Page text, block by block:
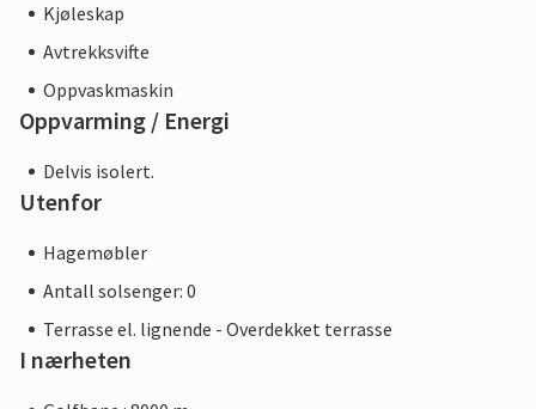
Kjøleskap
Avtrekksvifte
Oppvaskmaskin
Oppvarming / Energi
Delvis isolert.
Utenfor
Hagemøbler
Antall solsenger: 0
Terrasse el. lignende - Overdekket terrasse
I nærheten